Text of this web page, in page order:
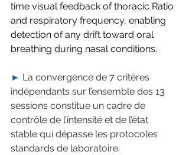
time visual feedback of thoracic Ratio
and respiratory frequency, enabling
detection of any drift toward oral
breathing during nasal conditions.
► La convergence de 7 critères
indépendants sur l’ensemble des 13
sessions constitue un cadre de
contrôle de l’intensité et de l’état
stable qui dépasse les protocoles
standards de laboratoire.